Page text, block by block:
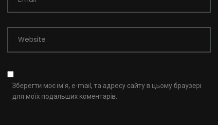
Website
Зберегти моє ім'я, e-mail, та адресу сайту в цьому браузері
для моїх подальших коментарів.